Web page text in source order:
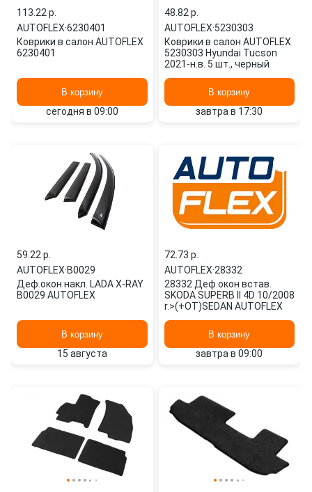
113.22 p.
AUTOFLEX·6230401
Коврики в салон AUTOFLEX
6230401
В корзину
сегодня в 09:00
48.82 p.
AUTOFLEX·5230303
Коврики в салон AUTOFLEX
5230303 Hyundai Tucson
2021-н.в. 5 шт., черный
В корзину
завтра в 17:30
59.22 p.
AUTOFLEX·В0029
Деф.окон накл. LADA X-RAY
В0029 AUTOFLEX
В корзину
15 августа
72.73 p.
AUTOFLEX·28332
28332 Деф.окон встав.
SKODA SUPERB II 4D 10/2008
r.>(+OT)SEDAN AUTOFLEX
В корзину
завтра в 09:00